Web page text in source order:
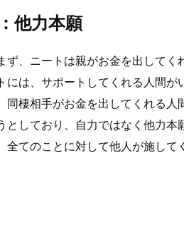
他力本願
、ニートは親がお金を出してく
には、サポートしてくれる人間が
棲相手がお金を出してくれる人
しており、自力ではなく他力本
てのことに対して他人が施して